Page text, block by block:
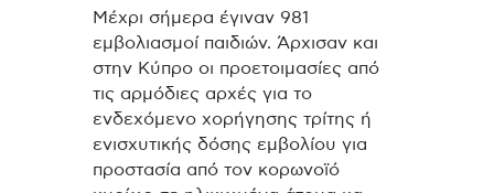
Μέχρι σήμερα έγιναν 981
εμβολιασμοί παιδιών. Άρχισαν και
στην Κύπρο οι προετοιμασίες από
τις αρμόδιες αρχές για το
ενδεχόμενο χορήγησης τρίτης ή
ενισχυτικής δόσης εμβολίου για
προστασία από τον κορωνοϊό